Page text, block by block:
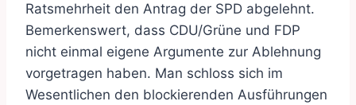
Ratsmehrheit den Antrag der SPD abgelehnt.
Bemerkenswert, dass CDU/Grüne und FDP
nicht einmal eigene Argumente zur Ablehnung
vorgetragen haben. Man schloss sich im
Wesentlichen den blockierenden Ausführungen